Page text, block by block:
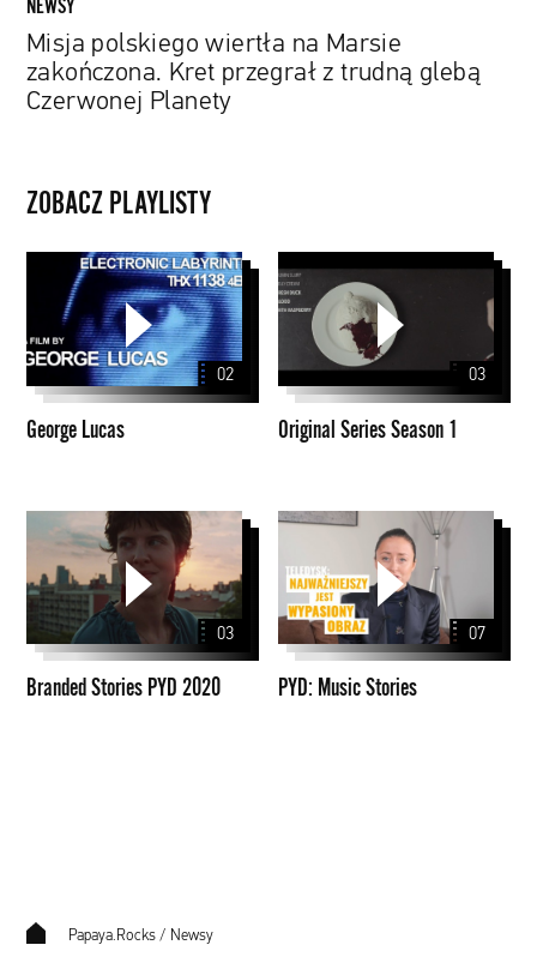
NEWSY
Misja polskiego wiertła na Marsie
zakończona. Kret przegrał z trudną glebą
Czerwonej Planety
ZOBACZ PLAYLISTY
02
George Lucas
Original
Series
Season
03
Original Series Season 1
Branded
PYD
2020
03
Branded Stories PYD 2020
PYD:
Stories
07
PYD: Music Stories
Papaya.Rocks / Newsy